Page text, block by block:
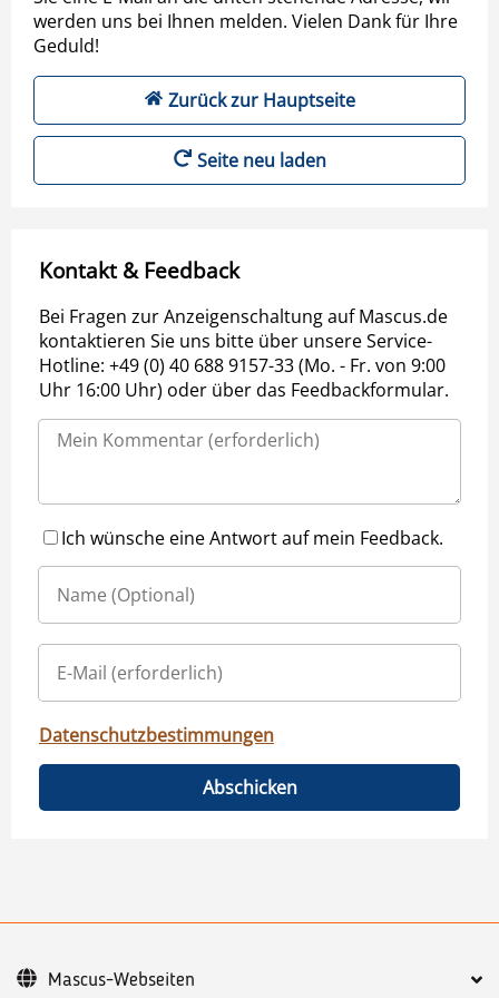
werden uns bei Ihnen melden. Vielen Dank für Ihre
Geduld!
Zurück zur Hauptseite
Seite neu laden
Kontakt & Feedback
Bei Fragen zur Anzeigenschaltung auf Mascus.de
kontaktieren Sie uns bitte über unsere Service-
Hotline: +49 (0) 40 688 9157-33 (Mo. - Fr. von 9:00
Uhr 16:00 Uhr) oder über das Feedbackformular.
Ich wünsche eine Antwort auf mein Feedback.
Datenschutzbestimmungen
Abschicken
Mascus-Webseiten